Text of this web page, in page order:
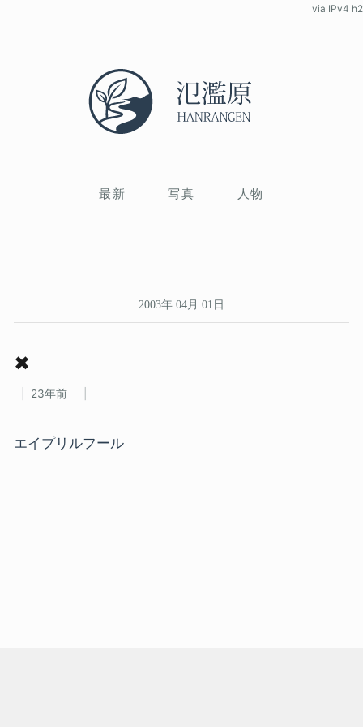
最新 写真 人物
via IPv4 h2
2003年 04月 01日
✖
23年前
エイプリルフール